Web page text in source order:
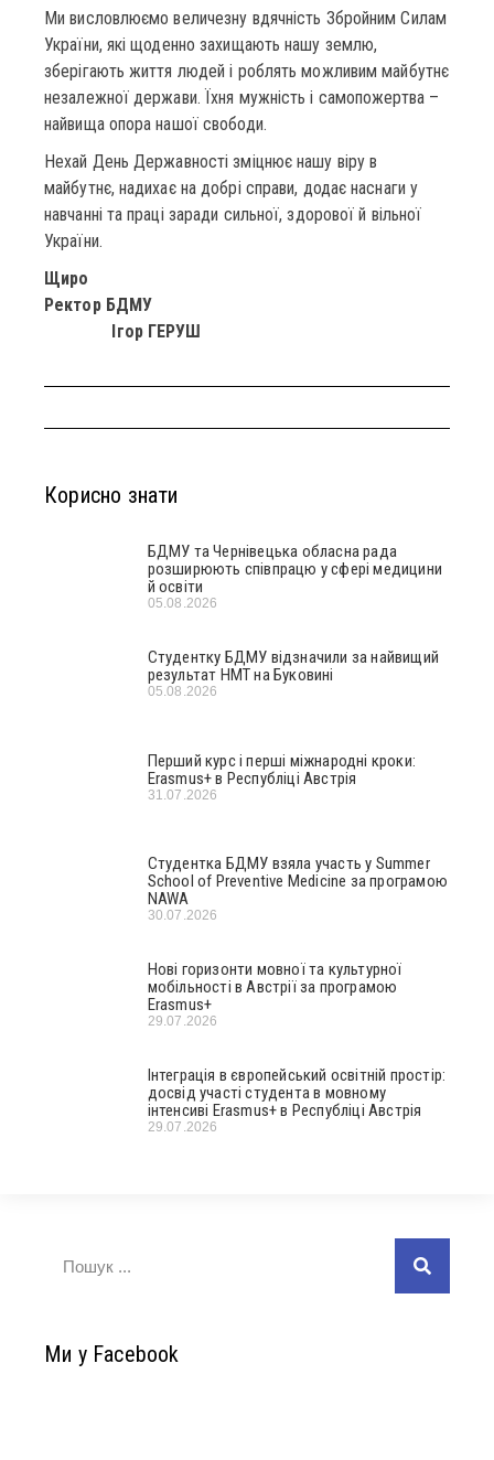
Ми висловлюємо величезну вдячність Збройним Силам
України, які щоденно захищають нашу землю,
зберігають життя людей і роблять можливим майбутнє
незалежної держави. Їхня мужність і самопожертва –
найвища опора нашої свободи.
Нехай День Державності зміцнює нашу віру в
майбутнє, надихає на добрі справи, додає наснаги у
навчанні та праці заради сильної, здорової й вільної
України.
Щиро
Ректор БДМУ
Ігор ГЕРУШ
Корисно знати
БДМУ та Чернівецька обласна рада
розширюють співпрацю у сфері медицини
й освіти
05.08.2026
Студентку БДМУ відзначили за найвищий
результат НМТ на Буковині
05.08.2026
Перший курс і перші міжнародні кроки:
Erasmus+ в Республіці Австрія
31.07.2026
Студентка БДМУ взяла участь у Summer
School of Preventive Medicine за програмою
NAWA
30.07.2026
Нові горизонти мовної та культурної
мобільності в Австрії за програмою
Erasmus+
29.07.2026
Інтеграція в європейський освітній простір:
досвід участі студента в мовному
інтенсиві Erasmus+ в Республіці Австрія
29.07.2026
Ми у Facebook